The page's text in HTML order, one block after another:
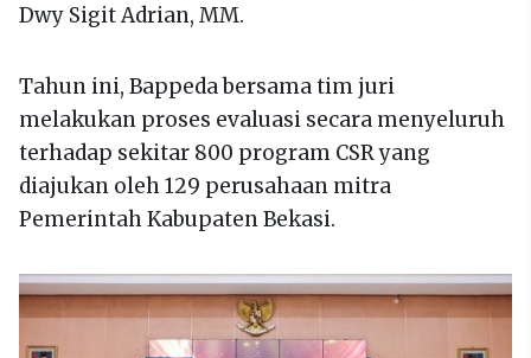
Dwy Sigit Adrian, MM.
Tahun ini, Bappeda bersama tim juri
melakukan proses evaluasi secara menyeluruh
terhadap sekitar 800 program CSR yang
diajukan oleh 129 perusahaan mitra
Pemerintah Kabupaten Bekasi.